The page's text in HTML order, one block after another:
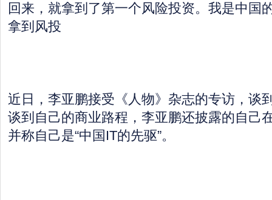
回来，就拿到了第一个风险投资。我是中国
拿到风投
近日，李亚鹏接受《人物》杂志的专访，谈
谈到自己的商业路程，李亚鹏还披露的自己
并称自己是“中国IT的先驱”。